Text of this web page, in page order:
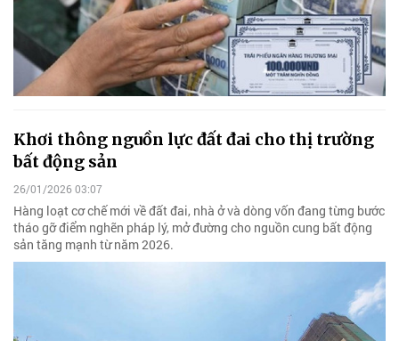
Khơi thông nguồn lực đất đai cho thị trường
bất động sản
26/01/2026 03:07
Hàng loạt cơ chế mới về đất đai, nhà ở và dòng vốn đang từng bước
tháo gỡ điểm nghẽn pháp lý, mở đường cho nguồn cung bất động
sản tăng mạnh từ năm 2026.